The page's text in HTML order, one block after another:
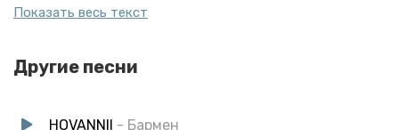
Говоришь — скучаешь
Показать весь текст
Другие песни
HOVANNII - Бармен